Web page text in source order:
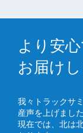
より安
お届けし
我々トラックサ
産声を上げました
現在では、北は